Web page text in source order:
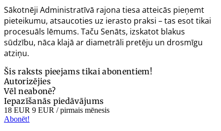
Sākotnēji Administratīvā rajona tiesa atteicās pieņemt
pieteikumu, atsaucoties uz ierasto praksi – tas esot tikai
procesuāls lēmums. Taču Senāts, izskatot blakus
sūdzību, nāca klajā ar diametrāli pretēju un drosmīgu
atziņu.
Šis raksts pieejams tikai abonentiem!
Autorizējies
Vēl neabonē?
Iepazīšanās piedāvājums
18 EUR 9 EUR / pirmais mēnesis
Abonēt!